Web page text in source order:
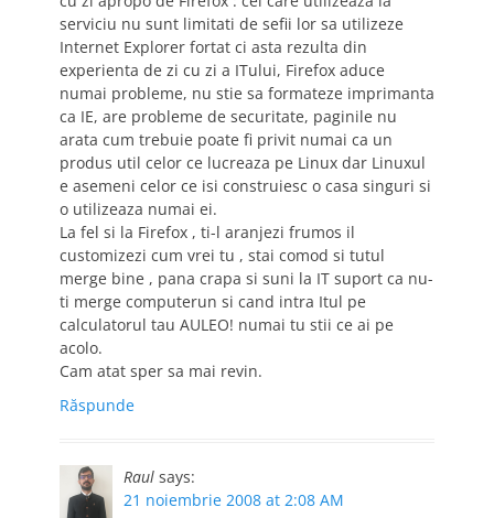
serviciu nu sunt limitati de sefii lor sa utilizeze
Internet Explorer fortat ci asta rezulta din
experienta de zi cu zi a ITului, Firefox aduce
numai probleme, nu stie sa formateze imprimanta
ca IE, are probleme de securitate, paginile nu
arata cum trebuie poate fi privit numai ca un
produs util celor ce lucreaza pe Linux dar Linuxul
e asemeni celor ce isi construiesc o casa singuri si
o utilizeaza numai ei.
La fel si la Firefox , ti-l aranjezi frumos il
customizezi cum vrei tu , stai comod si tutul
merge bine , pana crapa si suni la IT suport ca nu-
ti merge computerun si cand intra Itul pe
calculatorul tau AULEO! numai tu stii ce ai pe
acolo.
Cam atat sper sa mai revin.
Răspunde
Raul says:
21 noiembrie 2008 at 2:08 AM